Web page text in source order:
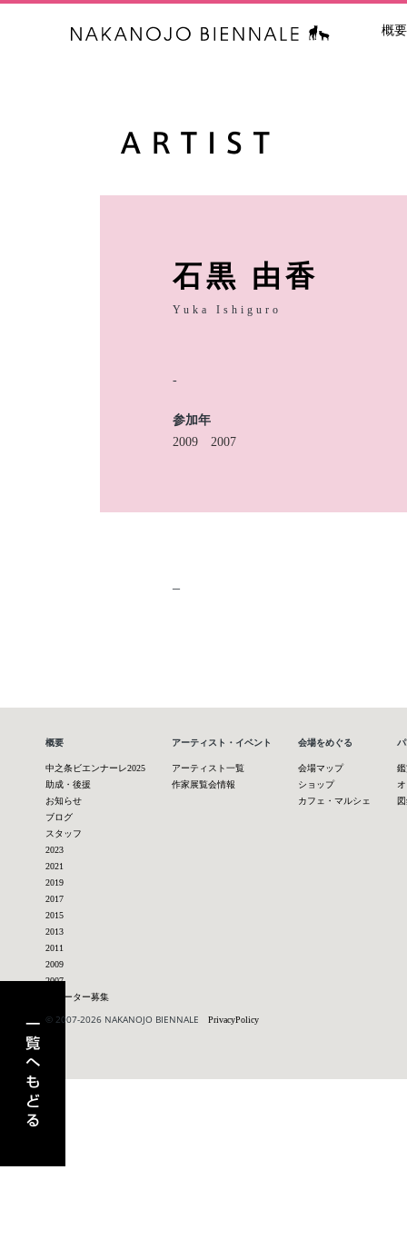
中之条ビエ
概要
石黒 由香
Yuka Ishiguro
-
参加年
2009
2007
–
概要
中之条ビエンナーレ2025
助成・後援
お知らせ
ブログ
スタッフ
2023
2021
2019
2017
2015
2013
2011
2009
2007
サポーター募集
アーティスト・イベント
アーティスト一覧
作家展覧会情報
会場をめぐる
会場マップ
ショップ
カフェ・マルシェ
© 2007-2026 NAKANOJO BIENNALE PrivacyPolicy